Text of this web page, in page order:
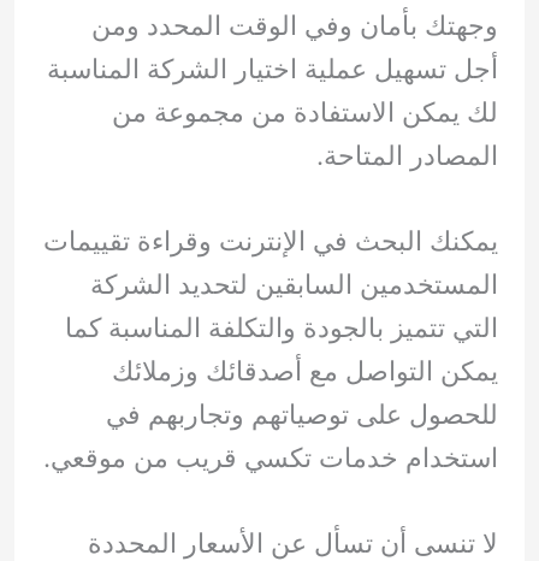
وجهتك بأمان وفي الوقت المحدد ومن
أجل تسهيل عملية اختيار الشركة المناسبة
لك يمكن الاستفادة من مجموعة من
المصادر المتاحة.
يمكنك البحث في الإنترنت وقراءة تقييمات
المستخدمين السابقين لتحديد الشركة
التي تتميز بالجودة والتكلفة المناسبة كما
يمكن التواصل مع أصدقائك وزملائك
للحصول على توصياتهم وتجاربهم في
استخدام خدمات تكسي قريب من موقعي.
لا تنسى أن تسأل عن الأسعار المحددة